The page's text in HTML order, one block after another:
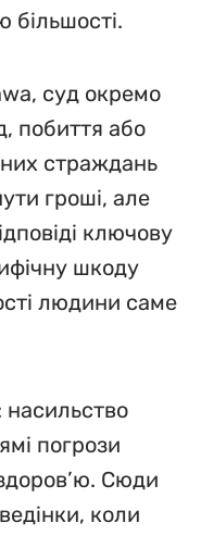
більшості.
суд окремо
побиття або
страждань
гроші, але
ключову
шкоду
людини саме
насильство
погрози
Сюди
коли